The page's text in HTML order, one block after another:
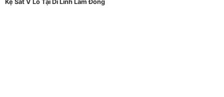
Kệ Sắt V Lỗ Tại Di Linh Lâm Đồng